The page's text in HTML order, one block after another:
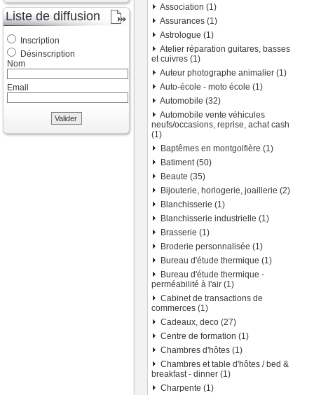
Liste de diffusion
Inscription
Désinscription
Nom
Email
Valider
Association (1)
Assurances (1)
Astrologue (1)
Atelier réparation guitares, basses
et cuivres (1)
Auteur photographe animalier (1)
Auto-école - moto école (1)
Automobile (32)
Automobile vente véhicules
neufs/occasions, reprise, achat cash
(1)
Baptêmes en montgolfière (1)
Batiment (50)
Beaute (35)
Bijouterie, horlogerie, joaillerie (2)
Blanchisserie (1)
Blanchisserie industrielle (1)
Brasserie (1)
Broderie personnalisée (1)
Bureau d'étude thermique (1)
Bureau d'étude thermique -
perméabilité à l'air (1)
Cabinet de transactions de
commerces (1)
Cadeaux, deco (27)
Centre de formation (1)
Chambres d'hôtes (1)
Chambres et table d'hôtes / bed &
breakfast - dinner (1)
Charpente (1)